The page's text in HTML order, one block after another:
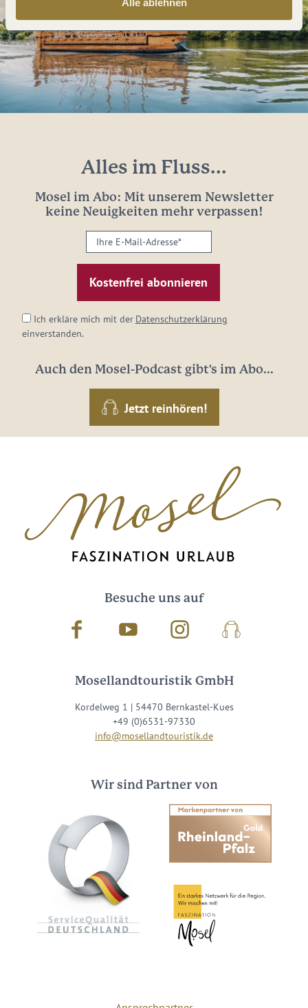
Alles im Fluss...
Mosel im Abo: Mit unserem Newsletter
keine Neuigkeiten mehr verpassen!
Ihre
E-
Mail-
Adresse:
Ich erkläre mich mit der Datenschutzerklärung
einverstanden.
Auch den Mosel-Podcast gibt's im Abo...
Jetzt reinhören!
Besuche uns auf
Facebook Youtube InstagramPodcast
Mosellandtouristik GmbH
Kordelweg 1 | 54470 Bernkastel-Kues
+49 (0)6531-97330
info@mosellandtouristik.de
Wir sind Partner von